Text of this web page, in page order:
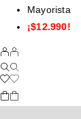
Mayorista
¡$12.990!